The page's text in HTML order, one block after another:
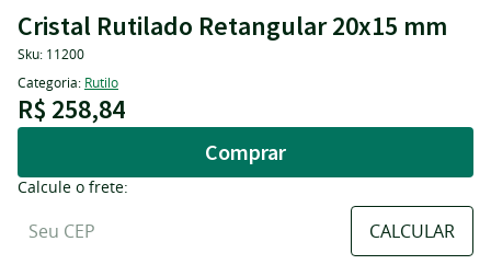
Cristal Rutilado Retangular 20x15 mm
Sku: 11200
Categoria: Rutilo
R$ 258,84
Comprar
Calcule o frete: